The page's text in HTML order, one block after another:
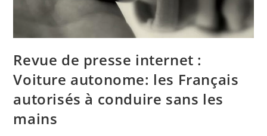
Revue de presse internet :
Voiture autonome: les Français
autorisés à conduire sans les
mains